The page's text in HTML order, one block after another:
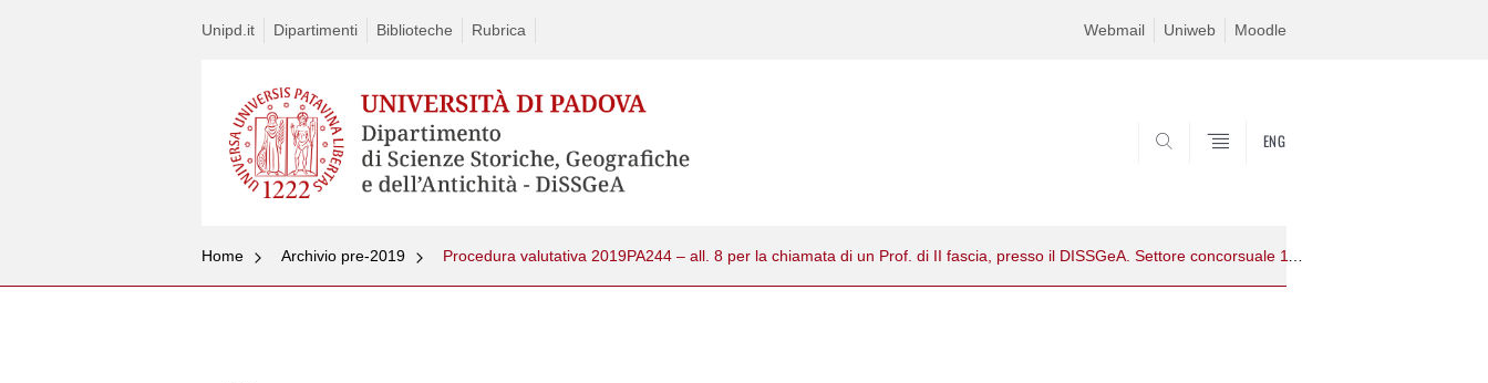
Unipd.it Dipartimenti Biblioteche Rubrica Webmail Uniweb Moodle
ENG
Home Archivio pre-2019 Procedura valutativa 2019PA244 – all. 8 per la chiamata di un Prof. di II fascia, presso il DISSGeA. Settore concorsuale 11/B1 – GEOGRAFIA (SSD M-GGR/01 – GEOGRAFIA): DRe di approvazione atti, All. al Verbale n. 3, All. al Verbale n. 4